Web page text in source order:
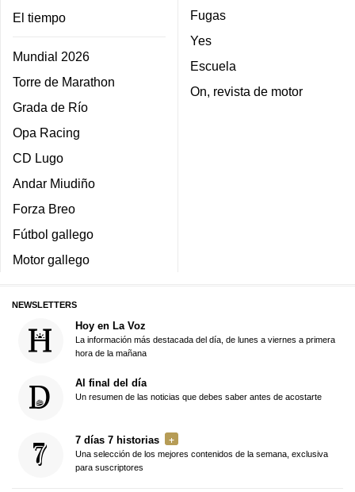
El tiempo
Mundial 2026
Torre de Marathon
Grada de Río
Opa Racing
CD Lugo
Andar Miudiño
Forza Breo
Fútbol gallego
Motor gallego
Fugas
Yes
Escuela
On, revista de motor
NEWSLETTERS
Hoy en La Voz
La información más destacada del día, de lunes a viernes a primera
hora de la mañana
Al final del día
Un resumen de las noticias que debes saber antes de acostarte
7 días 7 historias
Una selección de los mejores contenidos de la semana, exclusiva
para suscriptores